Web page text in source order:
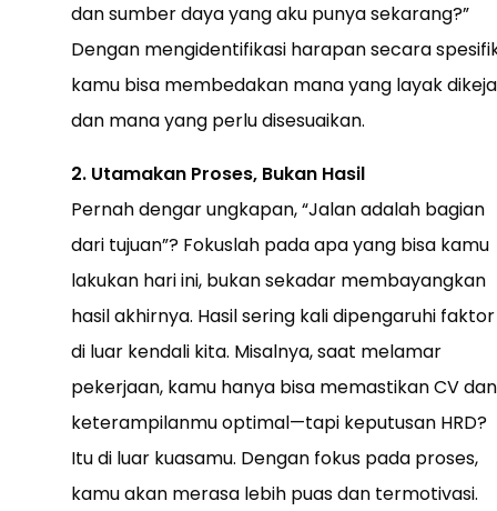
dan sumber daya yang aku punya sekarang?”
Dengan mengidentifikasi harapan secara
kamu bisa membedakan mana yang layak
dan mana yang perlu disesuaikan.
2. Utamakan Proses, Bukan Hasil
Pernah dengar ungkapan, “Jalan adalah bagian
dari tujuan”? Fokuslah pada apa yang bisa kamu
lakukan hari ini, bukan sekadar membayangkan
hasil akhirnya. Hasil sering kali dipengaruhi faktor
di luar kendali kita. Misalnya, saat melamar
pekerjaan, kamu hanya bisa memastikan CV dan
keterampilanmu optimal—tapi keputusan HRD?
Itu di luar kuasamu. Dengan fokus pada proses,
kamu akan merasa lebih puas dan termotivasi.